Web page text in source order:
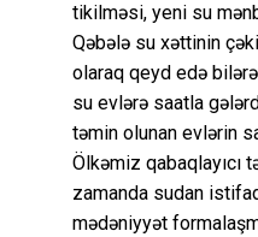
tikilməsi, yeni su
Qəbələ su xəttinin
olaraq qeyd edə
su evlərə saatla
təmin olunan evlərin
Ölkəmiz qabaqlayıcı
zamanda sudan
mədəniyyət